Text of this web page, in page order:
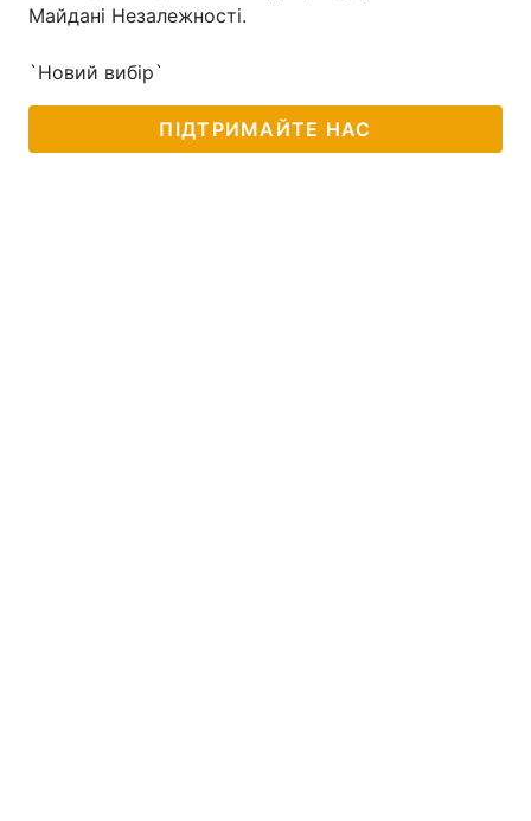
Спорт
Техно і зв'язок
Інциденти
Майдані Незалежності.
`Новий вибір`
ПІДТРИМАЙТЕ НАС